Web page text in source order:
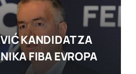
KANDIDAT ZA
FIBA EVROPA